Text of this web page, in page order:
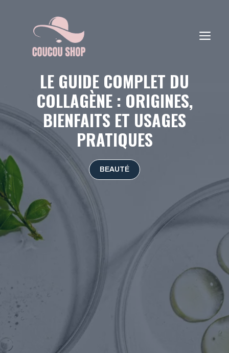
LE GUIDE COMPLET DU
COLLAGÈNE : ORIGINES,
BIENFAITS ET USAGES
PRATIQUES
BEAUTÉ